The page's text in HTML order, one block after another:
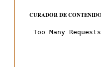
CURADOR DE